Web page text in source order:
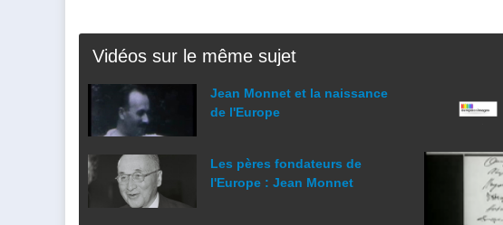
Vidéos sur le même sujet
Jean Monnet et la naissance
de l'Europe
Les pères fondateurs de
l'Europe : Jean Monnet